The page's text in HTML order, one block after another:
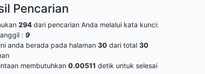
Pencarian
294 dari pencarian Anda melalui kata kunci:
: 9
anda berada pada halaman 30 dari total 30
membutuhkan 0.00511 detik untuk selesai